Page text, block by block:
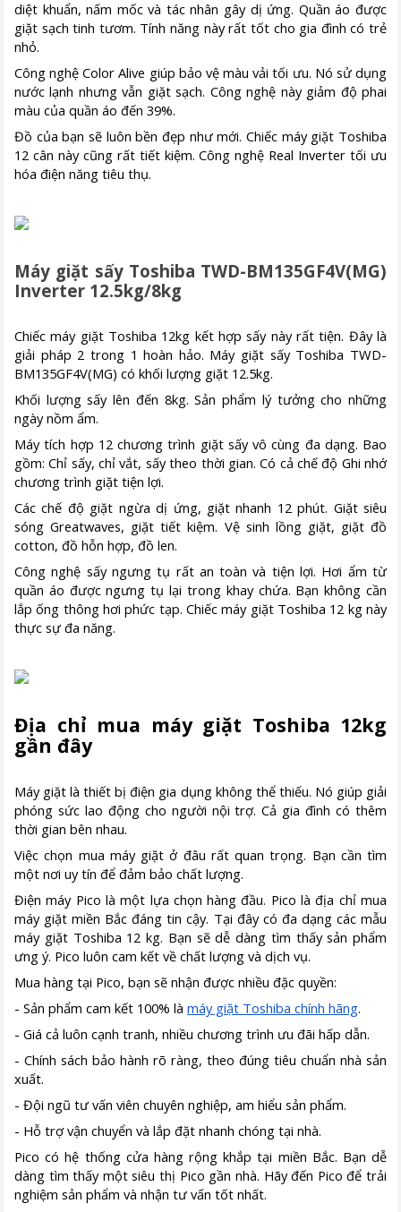
diệt khuẩn, nấm mốc và tác nhân gây dị ứng. Quần áo được
giặt sạch tinh tươm. Tính năng này rất tốt cho gia đình có trẻ
nhỏ.
Công nghệ Color Alive giúp bảo vệ màu vải tối ưu. Nó sử dụng
nước lạnh nhưng vẫn giặt sạch. Công nghệ này giảm độ phai
màu của quần áo đến 39%.
Đồ của bạn sẽ luôn bền đẹp như mới. Chiếc máy giặt Toshiba
12 cân này cũng rất tiết kiệm. Công nghệ Real Inverter tối ưu
hóa điện năng tiêu thụ.
Máy giặt sấy Toshiba TWD-BM135GF4V(MG)
Inverter 12.5kg/8kg
Chiếc máy giặt Toshiba 12kg kết hợp sấy này rất tiện. Đây là
giải pháp 2 trong 1 hoàn hảo. Máy giặt sấy Toshiba TWD-
BM135GF4V(MG) có khối lượng giặt 12.5kg.
Khối lượng sấy lên đến 8kg. Sản phẩm lý tưởng cho những
ngày nồm ẩm.
Máy tích hợp 12 chương trình giặt sấy vô cùng đa dạng. Bao
gồm: Chỉ sấy, chỉ vắt, sấy theo thời gian. Có cả chế độ Ghi nhớ
chương trình giặt tiện lợi.
Các chế độ giặt ngừa dị ứng, giặt nhanh 12 phút. Giặt siêu
sóng Greatwaves, giặt tiết kiệm. Vệ sinh lồng giặt, giặt đồ
cotton, đồ hỗn hợp, đồ len.
Công nghệ sấy ngưng tụ rất an toàn và tiện lợi. Hơi ẩm từ
quần áo được ngưng tụ lại trong khay chứa. Bạn không cần
lắp ống thông hơi phức tạp. Chiếc máy giặt Toshiba 12 kg này
thực sự đa năng.
Địa chỉ mua máy giặt Toshiba 12kg
gần đây
Máy giặt là thiết bị điện gia dụng không thể thiếu. Nó giúp giải
phóng sức lao động cho người nội trợ. Cả gia đình có thêm
thời gian bên nhau.
Việc chọn mua máy giặt ở đâu rất quan trọng. Bạn cần tìm
một nơi uy tín để đảm bảo chất lượng.
Điện máy Pico là một lựa chọn hàng đầu. Pico là địa chỉ mua
máy giặt miền Bắc đáng tin cậy. Tại đây có đa dạng các mẫu
máy giặt Toshiba 12 kg. Bạn sẽ dễ dàng tìm thấy sản phẩm
ưng ý. Pico luôn cam kết về chất lượng và dịch vụ.
Mua hàng tại Pico, bạn sẽ nhận được nhiều đặc quyền:
- Sản phẩm cam kết 100% là máy giặt Toshiba chính hãng.
- Giá cả luôn cạnh tranh, nhiều chương trình ưu đãi hấp dẫn.
- Chính sách bảo hành rõ ràng, theo đúng tiêu chuẩn nhà sản
xuất.
- Đội ngũ tư vấn viên chuyên nghiệp, am hiểu sản phẩm.
- Hỗ trợ vận chuyển và lắp đặt nhanh chóng tại nhà.
Pico có hệ thống cửa hàng rộng khắp tại miền Bắc. Bạn dễ
dàng tìm thấy một siêu thị Pico gần nhà. Hãy đến Pico để trải
nghiệm sản phẩm và nhận tư vấn tốt nhất.